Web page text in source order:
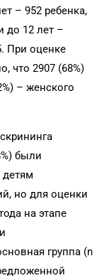
– 952 ребенка,
до 12 лет –
При оценке
что 2907 (68%)
– женского
были
но для оценки
на этапе
группа (n